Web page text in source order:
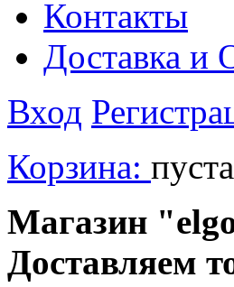
Контакты
Доставка и
Вход
Корзина: пуста
Магазин
Доставляем